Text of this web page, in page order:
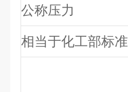
公称压力
相当于化工部标准